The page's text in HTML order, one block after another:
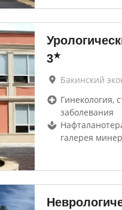
3★
Бакинский
Гинекология,
заболевания
галерея